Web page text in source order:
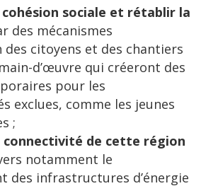
sociale et rétablir la
des mécanismes
des citoyens et des chantiers
d’œuvre qui créeront des
pour les
exclues, comme les jeunes
;
connectivité de cette région
notamment le
des infrastructures d’énergie